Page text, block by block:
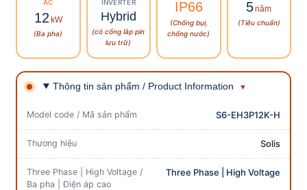
AC
12 kW
(Ba pha)
INVERTER
Hybrid
(có cổng lắp pin
lưu trữ)
IP66
(Chống bụi,
chống nước)
5năm
(Tiêu chuẩn)
Thông tin sản phẩm / Product Information
Model code / Mã sản phẩm S6-EH3P12K-H
Thương hiệu Solis
Three Phase | High Voltage /
Ba pha | Điện áp cao
Three Phase | High Voltage